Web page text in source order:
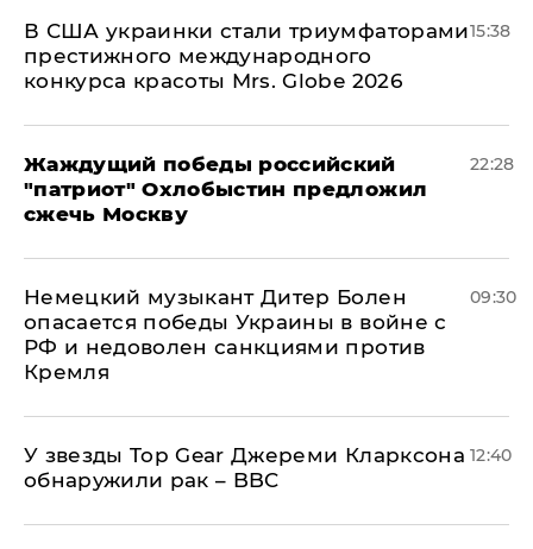
В США украинки стали триумфаторами
престижного международного
конкурса красоты Mrs. Globe 2026
15:38
Жаждущий победы российский
"патриот" Охлобыстин предложил
сжечь Москву
22:28
Немецкий музыкант Дитер Болен
опасается победы Украины в войне с
РФ и недоволен санкциями против
Кремля
09:30
У звезды Top Gear Джереми Кларксона
обнаружили рак – BBC
12:40